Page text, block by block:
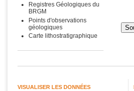
Registres Géologiques du
BRGM
Points d'observations
géologiques
Carte lithostratigraphique
VISUALISER LES DONNÉES